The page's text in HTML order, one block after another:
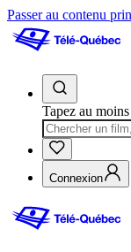
Passer au contenu
Tapez au
Connexion